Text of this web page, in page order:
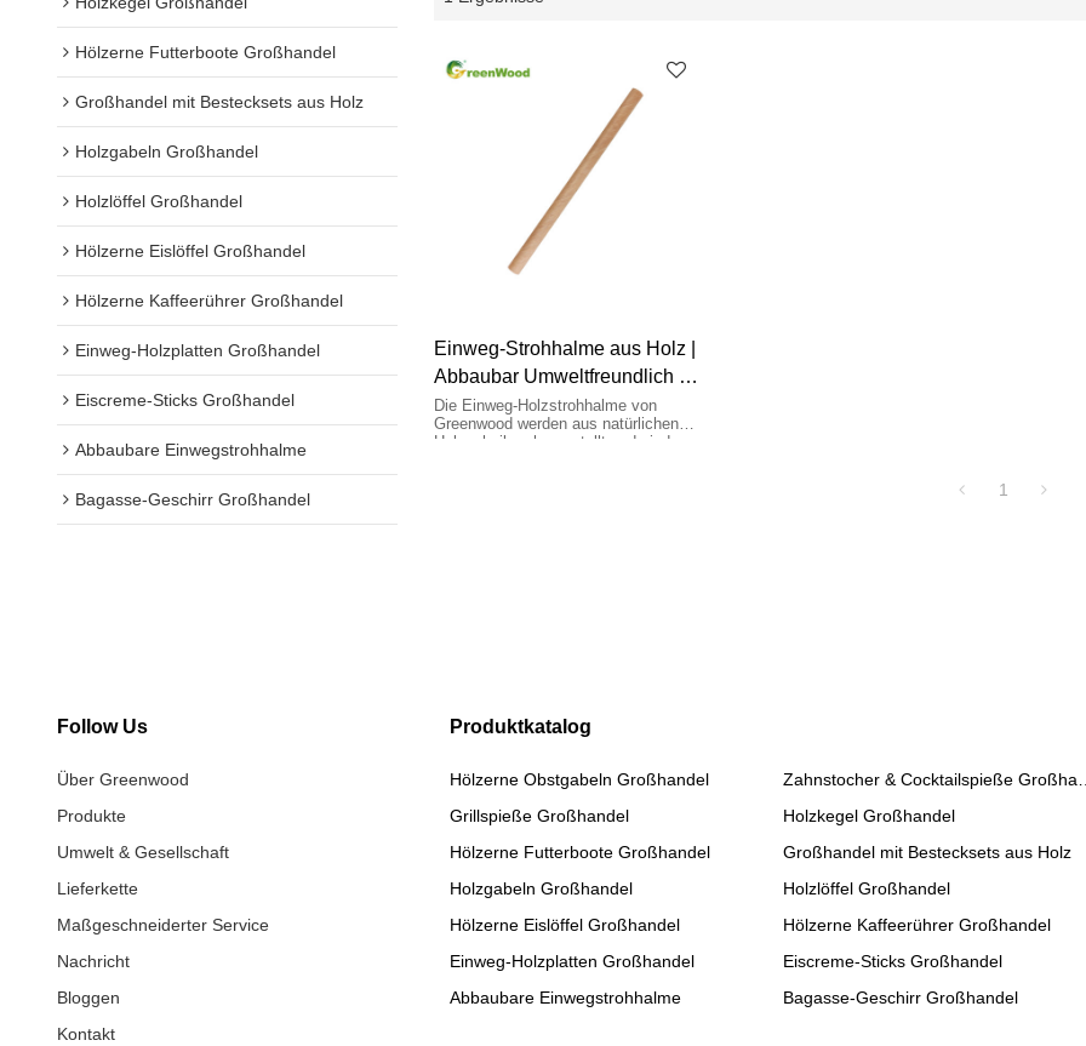
Hölzerne Futterboote Großhandel
Großhandel mit Bestecksets aus Holz
Holzgabeln Großhandel
Holzlöffel Großhandel
Hölzerne Eislöffel Großhandel
Hölzerne Kaffeerührer Großhandel
Einweg-Holzplatten Großhandel
Eiscreme-Sticks Großhandel
Abbaubare Einwegstrohhalme
Bagasse-Geschirr Großhandel
Einweg-Strohhalme aus Holz |
Abbaubar Umweltfreundlich |
Massenverkauf | Großhandel
Die Einweg-Holzstrohhalme von
Greenwood werden aus natürlichen
Holzscheiben hergestellt und sind
1
Follow Us
Über Greenwood
Produkte
Umwelt & Gesellschaft
Lieferkette
Maßgeschneiderter Service
Nachricht
Bloggen
Kontakt
Produktkatalog
Hölzerne Obstgabeln Großhandel
Zahnstocher &
Grillspieße Großhandel
Holzkegel Großhandel
Hölzerne Futterboote Großhandel
Großhandel mit Bestecksets aus Holz
Holzgabeln Großhandel
Holzlöffel Großhandel
Hölzerne Eislöffel Großhandel
Hölzerne Kaffeerührer Großhandel
Einweg-Holzplatten Großhandel
Eiscreme-Sticks Großhandel
Abbaubare Einwegstrohhalme
Bagasse-Geschirr Großhandel